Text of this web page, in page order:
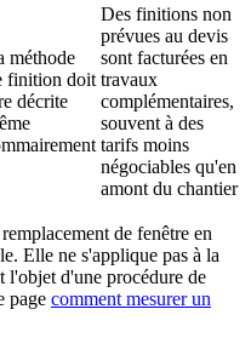
méthode
finition doit
décrite
Des finitions non
prévues au devis
sont facturées en
travaux
complémentaires,
souvent à des
tarifs moins
négociables qu'en
amont du chantier
de fenêtre en
Elle ne s'applique pas à la
l'objet d'une procédure de
page comment mesurer un